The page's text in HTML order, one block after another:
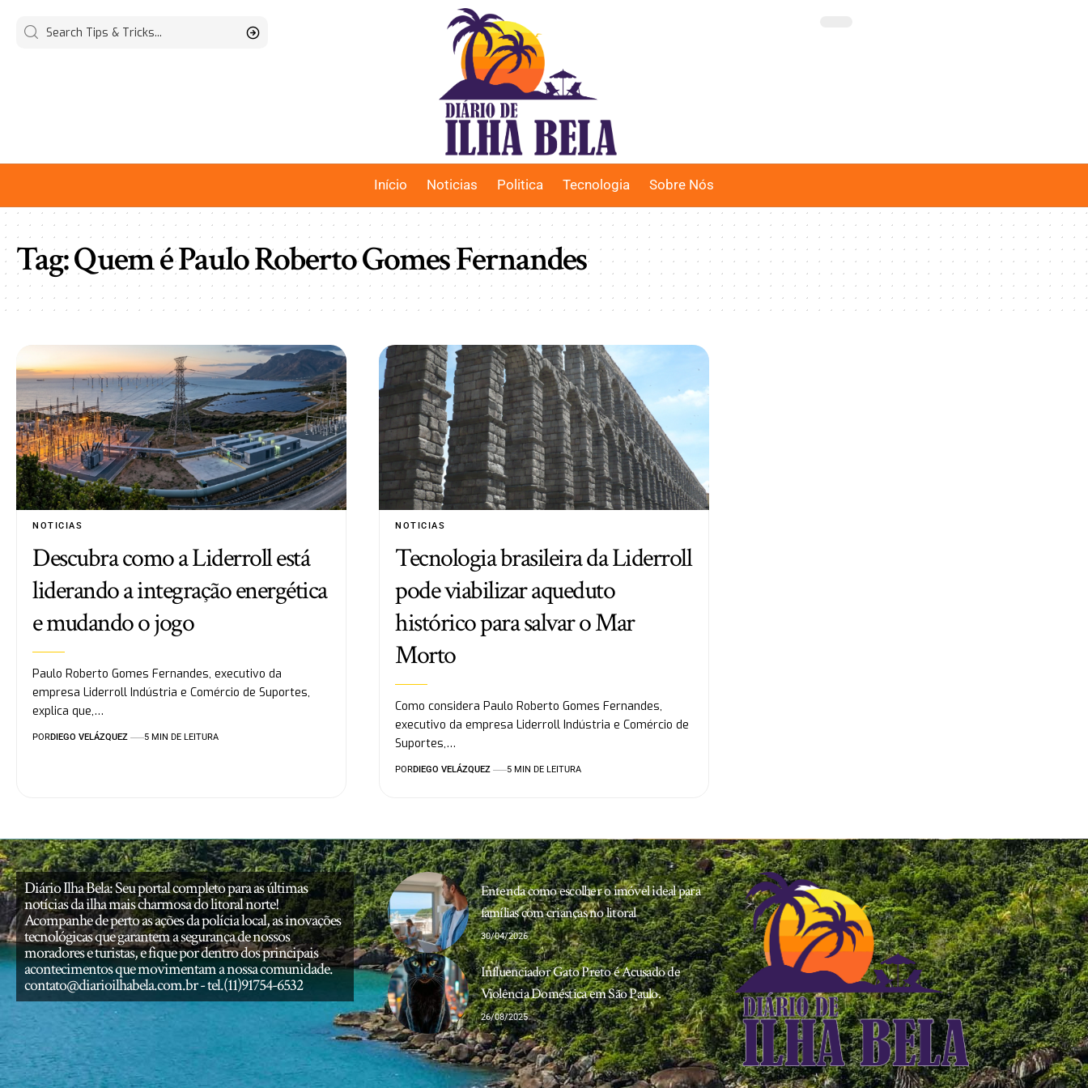
Início Noticias Politica Tecnologia Sobre Nós
Tag:Quem é Paulo Roberto Gomes Fernandes
NOTICIAS
Descubra como a Liderroll está
liderando a integração energética
e mudando o jogo
Paulo Roberto Gomes Fernandes, executivo da
empresa Liderroll Indústria e Comércio de Suportes,
explica que,…
PORDIEGO VELÁZQUEZ 5 MIN DE LEITURA
NOTICIAS
Tecnologia brasileira da Liderroll
pode viabilizar aqueduto
histórico para salvar o Mar
Morto
Como considera Paulo Roberto Gomes Fernandes,
executivo da empresa Liderroll Indústria e Comércio de
Suportes,…
PORDIEGO VELÁZQUEZ 5 MIN DE LEITURA
Diário Ilha Bela: Seu portal completo para as últimas
notícias da ilha mais charmosa do litoral norte!
Acompanhe de perto as ações da polícia local, as inovações
tecnológicas que garantem a segurança de nossos
moradores e turistas, e fique por dentro dos principais
acontecimentos que movimentam a nossa comunidade.
contato@diarioilhabela.com.br- tel.(11)91754-6532
Entenda como escolher o imóvel ideal para
famílias com crianças no litoral
30/04/2026
Influenciador Gato Preto é Acusado de
Violência Doméstica em São Paulo.
26/08/2025